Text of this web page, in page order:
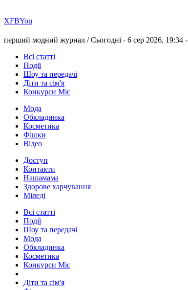
ХFBYou
перший модний журнал /Сьогодні - 6 сер 2026, 19:34 -
Всі статті
Події
Шоу та передачі
Діти та сім'я
Конкурси Міс
Мода
Обкладинка
Косметика
Фішки
Відео
Доступ
Контакти
Нашамама
Здорове харчування
Міледі
Всі статті
Події
Шоу та передачі
Мода
Обкладинка
Косметика
Конкурси Міс
Діти та сім'я